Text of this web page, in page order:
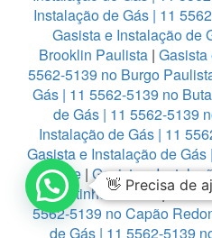
Instalação de Gás | 11
Gasista e Instalação de
Brooklin Paulista | Gasista
5562-5139 no Burgo
Gás | 11 5562-5139 no
de Gás | 11 5562-5139
Instalação de Gás | 11
Gasista e Instalação de
Grande| Gasista e
no Cantinho do Céu|
5562-5139 no Capão
de Gás | 11 5562-5139
👋 Precisa de